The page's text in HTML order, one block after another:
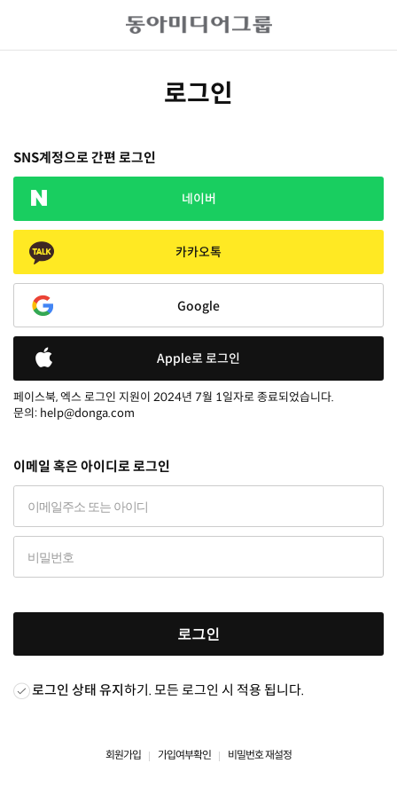
로그인
SNS계정으로 간편 로그인
네이버
카카오톡
Google
Apple로 로그인
페이스북, 엑스 로그인 지원이 2024년 7월 1일자로 종료되었습니다.
문의: help@donga.com
이메일 혹은 아이디로 로그인
로그인
로그인 상태 유지하기. 모든 로그인 시 적용 됩니다.
회원가입 가입여부확인 비밀번호 재설정